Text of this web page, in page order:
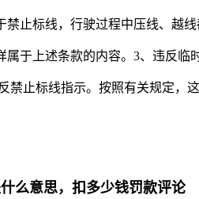
禁止标线，行驶过程中压线、越
属于上述条款的内容。3、违反临
禁止标线指示。按照有关规定，
么意思，扣多少钱罚款评论